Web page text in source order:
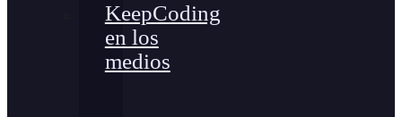
KeepCoding
en los
medios